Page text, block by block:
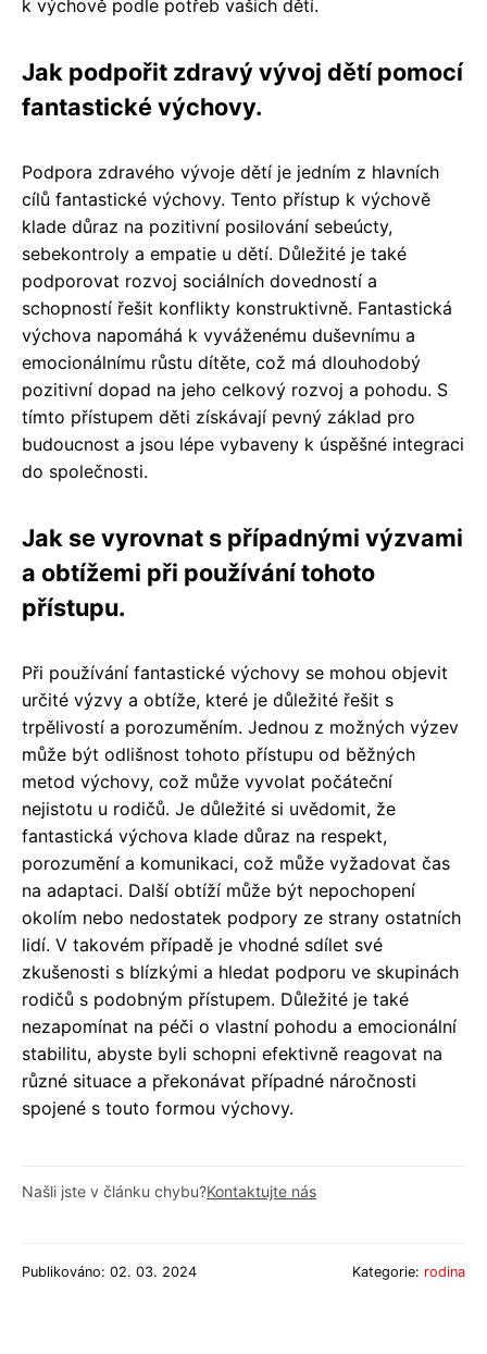
k výchově podle potřeb vašich dětí.
Jak podpořit zdravý vývoj dětí pomocí
fantastické výchovy.
Podpora zdravého vývoje dětí je jedním z hlavních
cílů fantastické výchovy. Tento přístup k výchově
klade důraz na pozitivní posilování sebeúcty,
sebekontroly a empatie u dětí. Důležité je také
podporovat rozvoj sociálních dovedností a
schopností řešit konflikty konstruktivně. Fantastická
výchova napomáhá k vyváženému duševnímu a
emocionálnímu růstu dítěte, což má dlouhodobý
pozitivní dopad na jeho celkový rozvoj a pohodu. S
tímto přístupem děti získávají pevný základ pro
budoucnost a jsou lépe vybaveny k úspěšné integraci
do společnosti.
Jak se vyrovnat s případnými výzvami
a obtížemi při používání tohoto
přístupu.
Při používání fantastické výchovy se mohou objevit
určité výzvy a obtíže, které je důležité řešit s
trpělivostí a porozuměním. Jednou z možných výzev
může být odlišnost tohoto přístupu od běžných
metod výchovy, což může vyvolat počáteční
nejistotu u rodičů. Je důležité si uvědomit, že
fantastická výchova klade důraz na respekt,
porozumění a komunikaci, což může vyžadovat čas
na adaptaci. Další obtíží může být nepochopení
okolím nebo nedostatek podpory ze strany ostatních
lidí. V takovém případě je vhodné sdílet své
zkušenosti s blízkými a hledat podporu ve skupinách
rodičů s podobným přístupem. Důležité je také
nezapomínat na péči o vlastní pohodu a emocionální
stabilitu, abyste byli schopni efektivně reagovat na
různé situace a překonávat případné náročnosti
spojené s touto formou výchovy.
Našli jste v článku chybu?Kontaktujte nás
Publikováno: 02. 03. 2024 Kategorie: rodina